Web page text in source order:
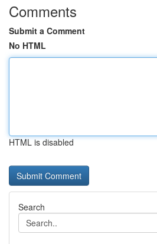
Comments
Submit a Comment
No HTML
HTML is disabled
Search